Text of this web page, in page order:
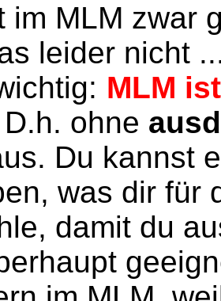
im MLM zwar
leider nicht
MLM
D.h. ohne
Du kannst
was dir für
damit du